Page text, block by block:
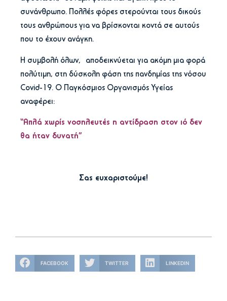
συνάνθρωπο. Πολλές φόρες στερούνται τους δικούς
τους ανθρώπους για να βρίσκονται κοντά σε αυτούς
που το έχουν ανάγκη.
Η συμβολή όλων, αποδεικνύεται για ακόμη μια φορά
πολύτιμη, στη δύσκολη φάση της πανδημίας της νόσου
Covid-19. Ο Παγκόσμιος Οργανισμός Υγείας
αναφέρει:
“Απλά χωρίς νοσηλευτές η αντίδραση στον ιό δεν
θα ήταν δυνατή”
Σας ευχαριστούμε!
FACEBOOK TWITTER LINKEDIN